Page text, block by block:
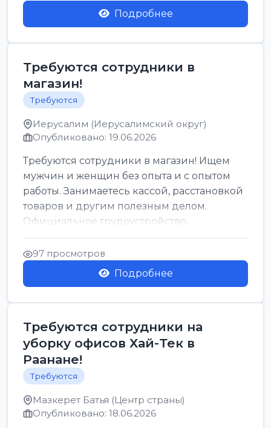
Подробнее
Требуются сотрудники в
магазин!
Требуются
Иерусалим (Иерусалимский округ)
Опубликовано: 19.06.2026
Требуются сотрудники в магазин! Ищем
мужчин и женщин без опыта и с опытом
работы. Занимаетесь кассой, расстановкой
товаров и другим полезным делом.
Официальное трудоустройство,
стабильная зарплата от ...
97 просмотров
Подробнее
Требуются сотрудники на
уборку офисов Хай-Тек в
Раанане!
Требуются
Мазкерет Батья (Центр страны)
Опубликовано: 18.06.2026